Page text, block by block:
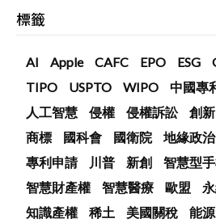
標籤
AI Apple CAFC EPO ESG
TIPO
USPTO WIPO 中國專
人工智慧
侵權 侵權訴訟 創新
商標
國科會 國衛院 地緣政治
專利申請
川普 新創 智慧型
智慧財產權
智慧醫療 歐盟
知識產權
稀土 美國關稅 能源